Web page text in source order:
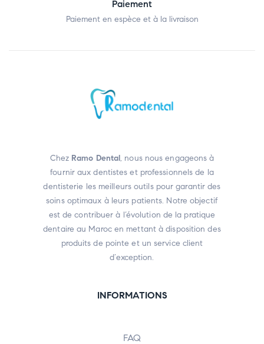
Paiement
Paiement en espèce et à la livraison
Chez Ramo Dental, nous nous engageons à
fournir aux dentistes et professionnels de la
dentisterie les meilleurs outils pour garantir des
soins optimaux à leurs patients. Notre objectif
est de contribuer à l’évolution de la pratique
dentaire au Maroc en mettant à disposition des
produits de pointe et un service client
d’exception.
INFORMATIONS
FAQ